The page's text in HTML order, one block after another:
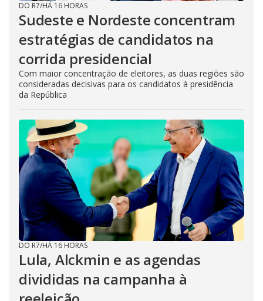
DO R7/HÁ 16 HORAS
Sudeste e Nordeste concentram
estratégias de candidatos na
corrida presidencial
Com maior concentração de eleitores, as duas regiões são
consideradas decisivas para os candidatos à presidência
da República
DO R7/HÁ 16 HORAS
Lula, Alckmin e as agendas
divididas na campanha à